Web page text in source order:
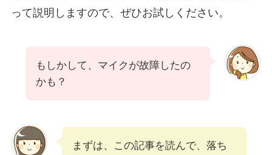
って説明しますので、ぜひお試しください。
もしかして、マイクが故障したの
かも？
まずは、この記事を読んで、落ち